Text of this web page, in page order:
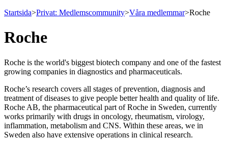
Startsida>Privat: Medlemscommunity>Våra medlemmar>Roche
Roche
Roche is the world's biggest biotech company and one of the fastest
growing companies in diagnostics and pharmaceuticals.
Roche’s research covers all stages of prevention, diagnosis and
treatment of diseases to give people better health and quality of life.
Roche AB, the pharmaceutical part of Roche in Sweden, currently
works primarily with drugs in oncology, rheumatism, virology,
inflammation, metabolism and CNS. Within these areas, we in
Sweden also have extensive operations in clinical research.